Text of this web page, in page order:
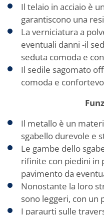
Il telaio in acciaio è
garantiscono una
La verniciatura a
eventuali danni -il
seduta comoda e
Il sedile sagomato
comoda e
Il metallo è un
sgabello durevole e
Le gambe dello
rifinite con piedini in
pavimento da
Nonostante la loro
sono leggeri, con un
I paraurti sulle